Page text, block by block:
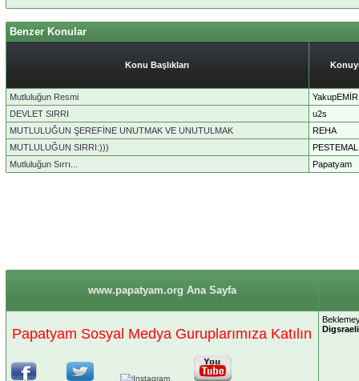
Benzer Konular
Konu Başlıkları
Mutluluğun Resmi
YakupEMİR
DEVLET SIRRI
u2s
MUTLULUĞUN ŞEREFİNE UNUTMAK VE UNUTULMAK
REHA
MUTLULUĞUN SIRRI:)))
PESTEMAL
Mutluluğun Sırrı...
Papatyam
www.papatyam.org Ana Sayfa
Papatyam Sosyal Medya Guruplarımıza Katılın
Digsraeli